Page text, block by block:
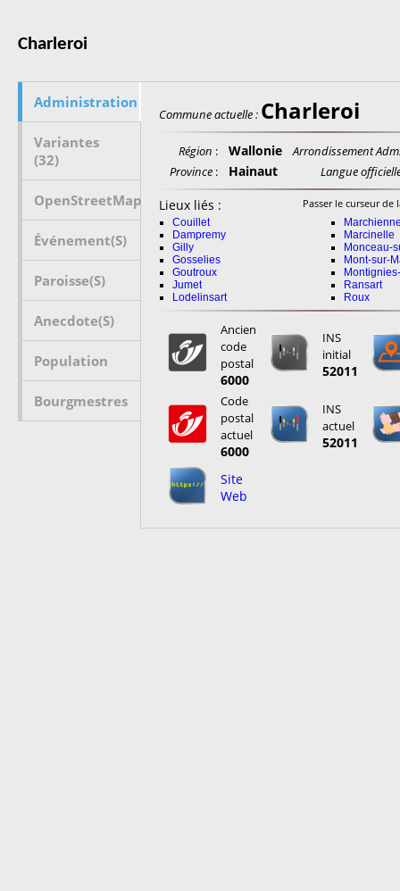
Charleroi
Administration
Variantes
(32)
OpenStreetMap
Événement(s)
Paroisse(s)
Anecdote(s)
Population
Bourgmestres
Commune actuelle : Charleroi
Région : Wallonie
Arrondissement
Province : Hainaut Langue
Lieux liés : Passer le curseur
Couillet
Dampremy
Gilly
Gosselies
Goutroux
Jumet
Lodelinsart
Marcinelle
Monceau-
Mont-sur-
Ransart
Roux
Ancien
code
postal
6000
INS
initial
52011
Code
postal
actuel
6000
INS
actuel
52011
Site
Web